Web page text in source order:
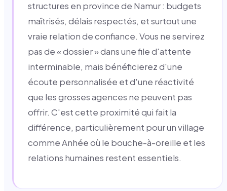
structures en province de Namur : budgets
maîtrisés, délais respectés, et surtout une
vraie relation de confiance. Vous ne servirez
pas de « dossier » dans une file d'attente
interminable, mais bénéficierez d'une
écoute personnalisée et d'une réactivité
que les grosses agences ne peuvent pas
offrir. C'est cette proximité qui fait la
différence, particulièrement pour un village
comme Anhée où le bouche-à-oreille et les
relations humaines restent essentiels.